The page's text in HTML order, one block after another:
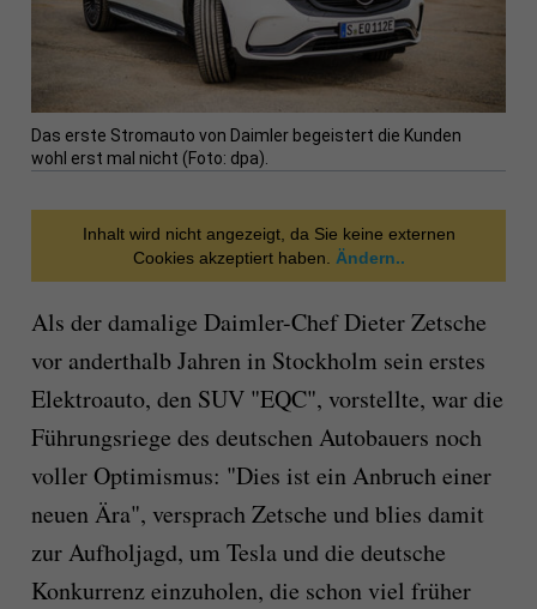
Das erste Stromauto von Daimler begeistert die Kunden
wohl erst mal nicht (Foto: dpa).
Inhalt wird nicht angezeigt, da Sie keine externen
Cookies akzeptiert haben.
Ändern..
Als der damalige Daimler-Chef Dieter Zetsche
vor anderthalb Jahren in Stockholm sein erstes
Elektroauto, den SUV "EQC", vorstellte, war die
Führungsriege des deutschen Autobauers noch
voller Optimismus: "Dies ist ein Anbruch einer
neuen Ära", versprach Zetsche und blies damit
zur Aufholjagd, um Tesla und die deutsche
Konkurrenz einzuholen, die schon viel früher